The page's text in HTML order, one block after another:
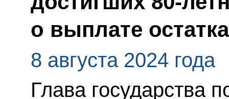
о выплате
8 августа 2024 года
Глава государства